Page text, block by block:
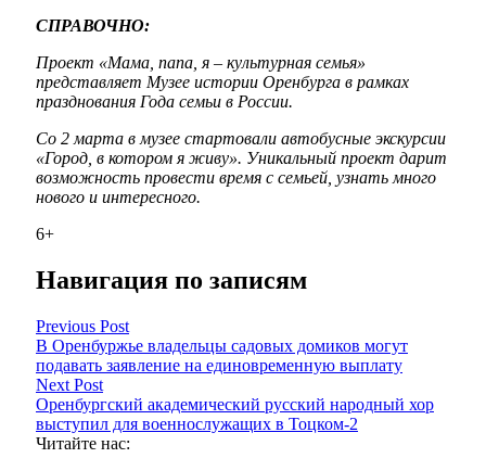
СПРАВОЧНО:
Проект «Мама, папа, я – культурная семья»
представляет Музее истории Оренбурга в рамках
празднования Года семьи в России.
Со 2 марта в музее стартовали автобусные экскурсии
«Город, в котором я живу». Уникальный проект дарит
возможность провести время с семьей, узнать много
нового и интересного.
6+
Навигация по записям
Previous Post
В Оренбуржье владельцы садовых домиков могут
подавать заявление на единовременную выплату
Next Post
Оренбургский академический русский народный хор
выступил для военнослужащих в Тоцком-2
Читайте нас: